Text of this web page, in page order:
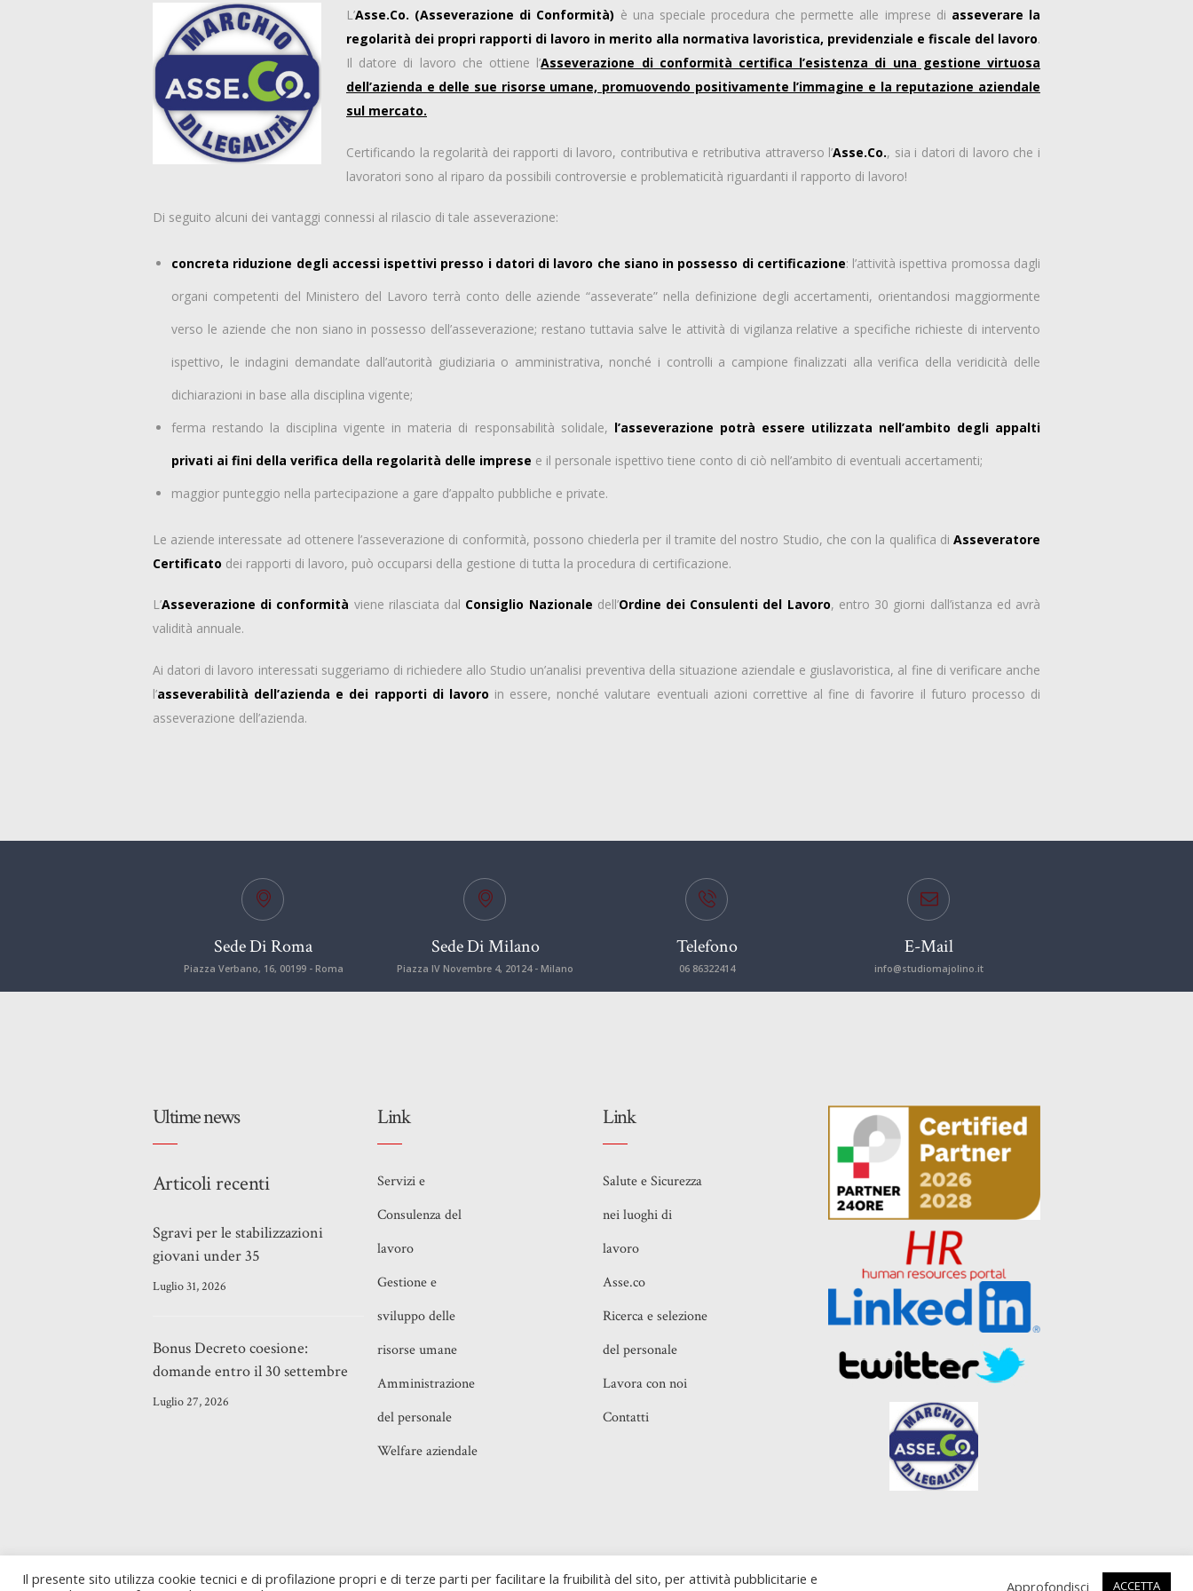
L’Asse.Co. (Asseverazione di Conformità) è una speciale procedura che permette alle imprese di asseverare la
regolarità dei propri rapporti di lavoro in merito alla normativa lavoristica, previdenziale e fiscale del lavoro.
Il datore di lavoro che ottiene l’Asseverazione di conformità certifica l’esistenza di una gestione virtuosa
dell’azienda e delle sue risorse umane, promuovendo positivamente l’immagine e la reputazione aziendale
sul mercato.
Certificando la regolarità dei rapporti di lavoro, contributiva e retributiva attraverso l’Asse.Co., sia i datori di lavoro che i
lavoratori sono al riparo da possibili controversie e problematicità riguardanti il rapporto di lavoro!
Di seguito alcuni dei vantaggi connessi al rilascio di tale asseverazione:
concreta riduzione degli accessi ispettivi presso i datori di lavoro che siano in possesso di certificazione: l’attività ispettiva promossa dagli
organi competenti del Ministero del Lavoro terrà conto delle aziende “asseverate” nella definizione degli accertamenti, orientandosi maggiormente
verso le aziende che non siano in possesso dell’asseverazione; restano tuttavia salve le attività di vigilanza relative a specifiche richieste di intervento
ispettivo, le indagini demandate dall’autorità giudiziaria o amministrativa, nonché i controlli a campione finalizzati alla verifica della veridicità delle
dichiarazioni in base alla disciplina vigente;
ferma restando la disciplina vigente in materia di responsabilità solidale, l’asseverazione potrà essere utilizzata nell’ambito degli appalti
privati ai fini della verifica della regolarità delle imprese e il personale ispettivo tiene conto di ciò nell’ambito di eventuali accertamenti;
maggior punteggio nella partecipazione a gare d’appalto pubbliche e private.
Le aziende interessate ad ottenere l’asseverazione di conformità, possono chiederla per il tramite del nostro Studio, che con la qualifica di Asseveratore
Certificato dei rapporti di lavoro, può occuparsi della gestione di tutta la procedura di certificazione.
L’Asseverazione di conformità viene rilasciata dal Consiglio Nazionale dell’Ordine dei Consulenti del Lavoro, entro 30 giorni dall’istanza ed avrà
validità annuale.
Ai datori di lavoro interessati suggeriamo di richiedere allo Studio un’analisi preventiva della situazione aziendale e giuslavoristica, al fine di verificare anche
l’asseverabilità dell’azienda e dei rapporti di lavoro in essere, nonché valutare eventuali azioni correttive al fine di favorire il futuro processo di
asseverazione dell’azienda.
Sede Di Roma
Piazza Verbano, 16, 00199 - Roma
Sede Di Milano
Piazza IV Novembre 4, 20124 - Milano
Telefono
06 86322414
E-Mail
info@studiomajolino.it
Ultime news
Articoli recenti
Sgravi per le stabilizzazioni
giovani under 35
Luglio 31, 2026
Bonus Decreto coesione:
domande entro il 30 settembre
Luglio 27, 2026
Link
Servizi e
Consulenza del
lavoro
Gestione e
sviluppo delle
risorse umane
Amministrazione
del personale
Welfare aziendale
Link
Salute e Sicurezza
nei luoghi di
lavoro
Asse.co
Ricerca e selezione
del personale
Lavora con noi
Contatti
Milano (MI) - P. IVA 10843450585
Il presente sito utilizza cookie tecnici e di profilazione propri e di terze parti per facilitare la fruibilità del sito, per attività pubblicitarie e
Approfondisci ACCETTA